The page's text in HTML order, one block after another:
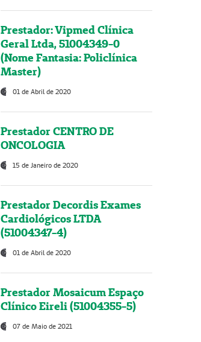
Prestador: Vipmed Clínica
Geral Ltda, 51004349-0
(Nome Fantasia: Policlínica
Master)
01 de Abril de 2020
Prestador CENTRO DE
ONCOLOGIA
15 de Janeiro de 2020
Prestador Decordis Exames
Cardiológicos LTDA
(51004347-4)
01 de Abril de 2020
Prestador Mosaicum Espaço
Clínico Eireli (51004355-5)
07 de Maio de 2021